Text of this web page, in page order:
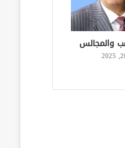
والمجالس